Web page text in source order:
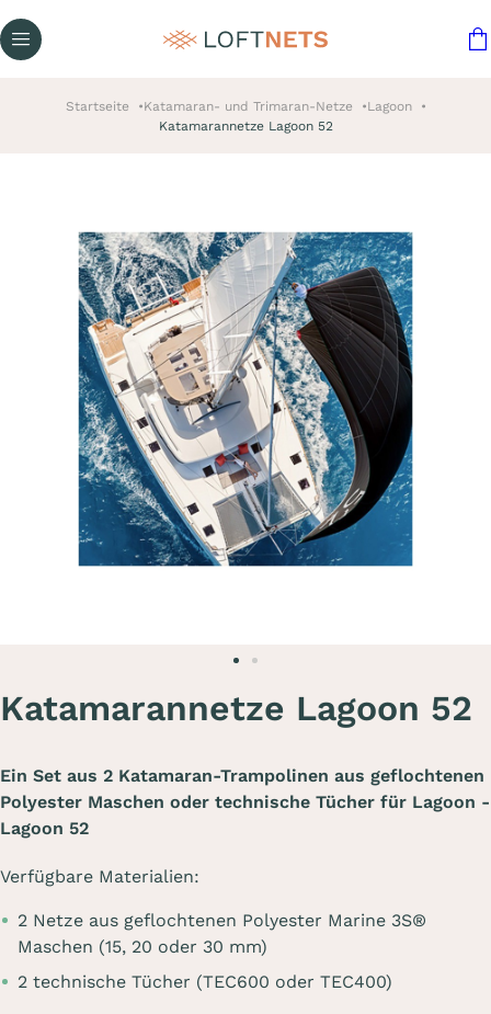
Startseite Katamaran- und Trimaran-Netze
Lagoon
Katamarannetze Lagoon 52
Katamarannetze Lagoon 52
Ein Set aus 2 Katamaran-Trampolinen aus geflochtenen
Polyester Maschen oder technische Tücher für Lagoon -
Lagoon 52
Verfügbare Materialien:
2 Netze aus geflochtenen Polyester Marine 3S®
Maschen (15, 20 oder 30 mm)
2 technische Tücher (TEC600 oder TEC400)